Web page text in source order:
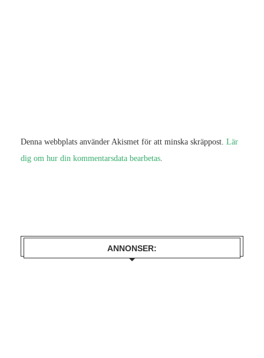
Denna webbplats använder Akismet för att minska skräppost. Lär
dig om hur din kommentarsdata bearbetas.
ANNONSER: